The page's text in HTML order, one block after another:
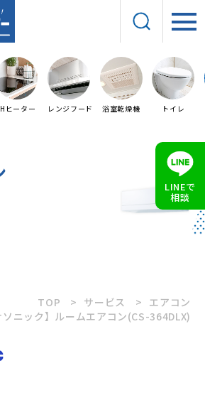
ヒーター レンジフード 浴室乾燥機 トイレ
TOP サービス
エアコン
ソニック】ルームエアコン(CS-364DLX)
LINEで
相談